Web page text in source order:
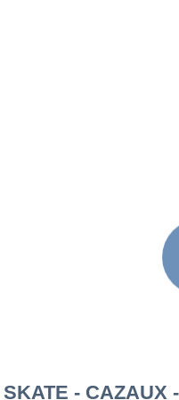
SKATE - CAZAUX